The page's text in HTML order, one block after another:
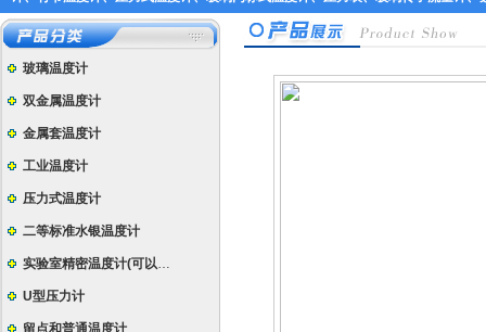
玻璃温度计
双金属温度计
金属套温度计
工业温度计
压力式温度计
二等标准水银温度计
实验室精密温度计(可以定制特殊规格)
U型压力计
留点和普通温度计